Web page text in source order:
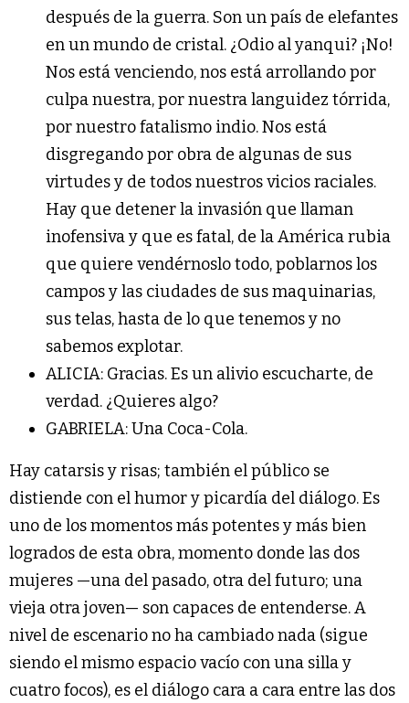
después de la guerra. Son un país de elefantes
en un mundo de cristal. ¿Odio al yanqui? ¡No!
Nos está venciendo, nos está arrollando por
culpa nuestra, por nuestra languidez tórrida,
por nuestro fatalismo indio. Nos está
disgregando por obra de algunas de sus
virtudes y de todos nuestros vicios raciales.
Hay que detener la invasión que llaman
inofensiva y que es fatal, de la América rubia
que quiere vendérnoslo todo, poblarnos los
campos y las ciudades de sus maquinarias,
sus telas, hasta de lo que tenemos y no
sabemos explotar.
ALICIA: Gracias. Es un alivio escucharte, de
verdad. ¿Quieres algo?
GABRIELA: Una Coca-Cola.
Hay catarsis y risas; también el público se
distiende con el humor y picardía del diálogo. Es
uno de los momentos más potentes y más bien
logrados de esta obra, momento donde las dos
mujeres —una del pasado, otra del futuro; una
vieja otra joven— son capaces de entenderse. A
nivel de escenario no ha cambiado nada (sigue
siendo el mismo espacio vacío con una silla y
cuatro focos), es el diálogo cara a cara entre las dos